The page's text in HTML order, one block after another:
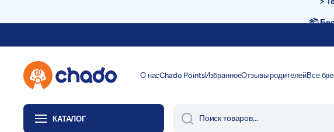
О насChado PointsИзбранноеОтзывы родителейВсе
КАТАЛОГ Поиск товаров...